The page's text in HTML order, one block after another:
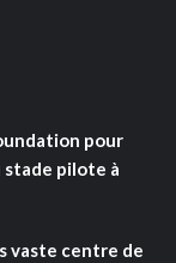
pour
pilote à
vaste centre de